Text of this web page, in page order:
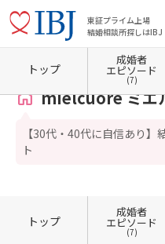
東証プライム上場
結婚相談所探しはIBJ
ホーム 栃木県の結婚相談所 栃木県小
mielcuore ミエ
【30代・40代に自信あり
ト
トップ
成婚者
エピソード
(7)
トップ
成婚者
エピソード
(7)